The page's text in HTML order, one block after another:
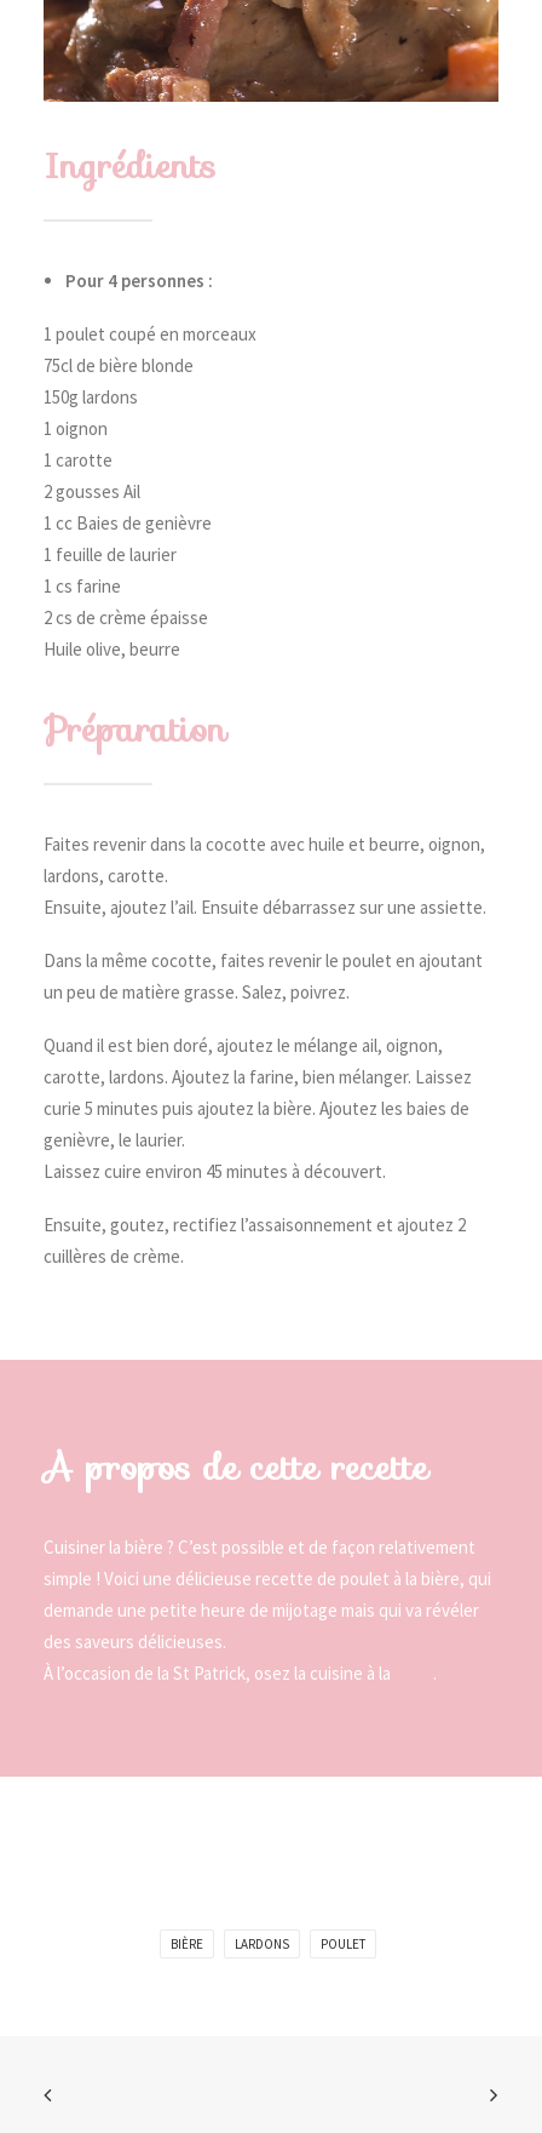
Ingrédients
Pour 4 personnes :
1 poulet coupé en morceaux
75cl de bière blonde
150g lardons
1 oignon
1 carotte
2 gousses Ail
1 cc Baies de genièvre
1 feuille de laurier
1 cs farine
2 cs de crème épaisse
Huile olive, beurre
Préparation
Faites revenir dans la cocotte avec huile et beurre, oignon,
lardons, carotte.
Ensuite, ajoutez l’ail. Ensuite débarrassez sur une assiette.
Dans la même cocotte, faites revenir le poulet en ajoutant
un peu de matière grasse. Salez, poivrez.
Quand il est bien doré, ajoutez le mélange ail, oignon,
carotte, lardons. Ajoutez la farine, bien mélanger. Laissez
curie 5 minutes puis ajoutez la bière. Ajoutez les baies de
genièvre, le laurier.
Laissez cuire environ 45 minutes à découvert.
Ensuite, goutez, rectifiez l’assaisonnement et ajoutez 2
cuillères de crème.
A propos de cette recette
Cuisiner la bière ? C’est possible et de façon relativement
simple ! Voici une délicieuse recette de poulet à la bière, qui
demande une petite heure de mijotage mais qui va révéler
des saveurs délicieuses.
À l’occasion de la St Patrick, osez la cuisine à la
.
BIÈRE LARDONS POULET